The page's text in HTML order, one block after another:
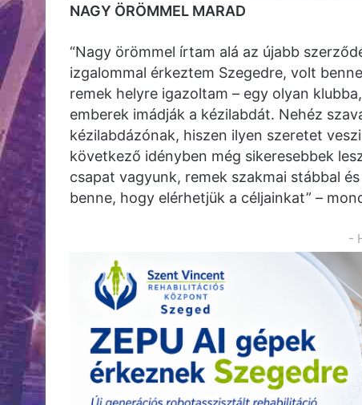
NAGY ÖRÖMMEL MARAD
“Nagy örömmel írtam alá az újabb
izgalommal érkeztem Szegedre, volt
remek helyre igazoltam – egy olyan
emberek imádják a kézilabdát. Nehéz
kézilabdázónak, hiszen ilyen szeretet
következő idényben még sikeresebbek
csapat vagyunk, remek szakmai stábbal
benne, hogy elérhetjük a céljainkat” –
-